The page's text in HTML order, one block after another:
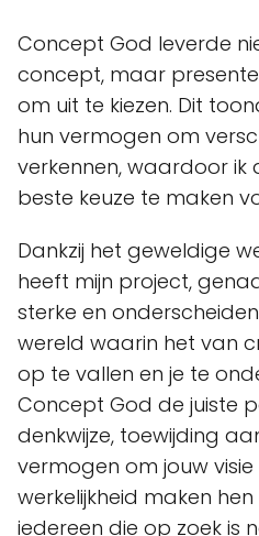
Concept God leverde
concept, maar
om uit te kiezen. Dit
hun vermogen om
verkennen, waardoor ik
beste keuze te maken
Dankzij het geweldige
heeft mijn project,
sterke en
wereld waarin het van
op te vallen en je te
Concept God de juiste
denkwijze, toewijding
vermogen om jouw
werkelijkheid maken
iedereen die op zoek is